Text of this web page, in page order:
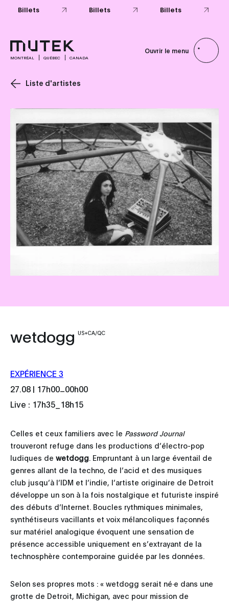
MONTRÉAL QUÉBEC CANADA
Ouvrir le menu
Liste d'artistes
wetdogg US+CA/QC
EXPÉRIENCE 3
27.08 | 17h00 00h00
Live : 17h35_18h15
Celles et ceux familiers avec le Password Journal
trouveront refuge dans les productions d’électro-pop
ludiques de wetdogg. Empruntant à un large éventail de
genres allant de la techno, de l’acid et des musiques
club jusqu’à l’IDM et l’indie, l’artiste originaire de Detroit
développe un son à la fois nostalgique et futuriste inspiré
des débuts d’Internet. Boucles rythmiques minimales,
synthétiseurs vacillants et voix mélancoliques façonnés
sur matériel analogique évoquent une sensation de
présence accessible uniquement en s’extrayant de la
technosphère contemporaine guidée par les données.
Selon ses propres mots : « wetdogg serait né·e dans une
grotte de Detroit, Michigan, avec pour mission de